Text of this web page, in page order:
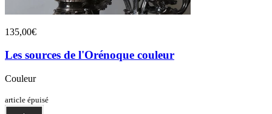
135,00€
Les sources de l'Orénoque couleur
Couleur
article épuisé